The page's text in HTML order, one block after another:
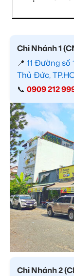
Chi Nhánh 1
📍 11 Đường số
Thủ Đức,
📞 0909 212
Chi Nhánh 2